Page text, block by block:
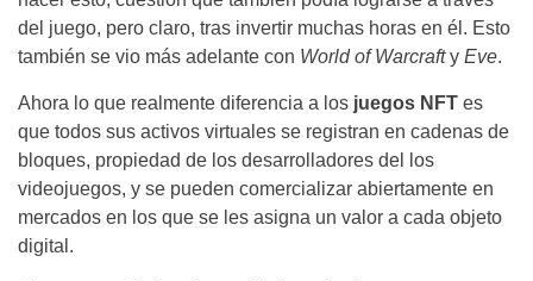
del juego, pero claro, tras invertir muchas horas en él. Esto
también se vio más adelante con World of Warcrafty Eve.
Ahora lo que realmente diferencia a los juegos NFT es
que todos sus activos virtuales se registran en cadenas de
bloques, propiedad de los desarrolladores del los
videojuegos, y se pueden comercializar abiertamente en
mercados en los que se les asigna un valor a cada objeto
digital.